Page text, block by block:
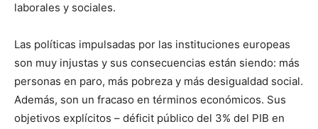
laborales y sociales.
Las políticas impulsadas por las instituciones europeas
son muy injustas y sus consecuencias están siendo: más
personas en paro, más pobreza y más desigualdad social.
Además, son un fracaso en términos económicos. Sus
objetivos explícitos – déficit público del 3% del PIB en